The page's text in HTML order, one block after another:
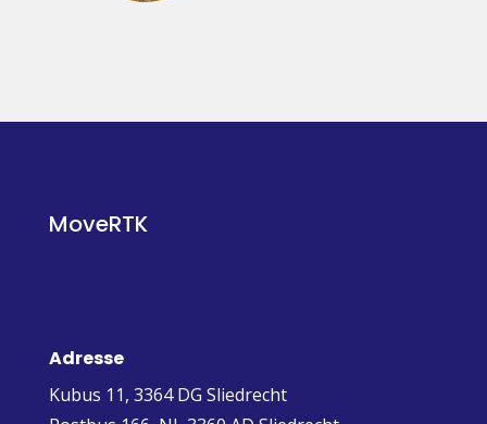
MoveRTK
Adresse
Kubus 11, 3364 DG Sliedrecht